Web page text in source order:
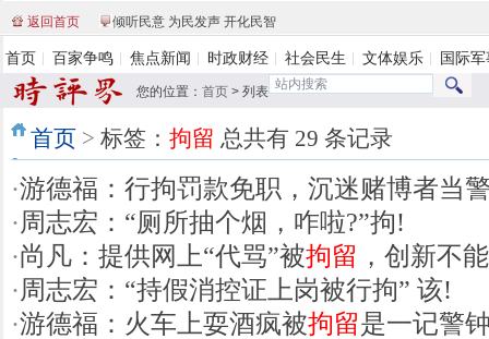
返回首页 倾听民意 为民发声 开化民智
首页 百家争鸣 焦点新闻 时政财经 社会民生 文体娱乐 国际
您的位置： 首页 > 列表
首页 > 标签： 拘留 总共有 29 条记录
·游德福：行拘罚款免职，沉迷赌博者当
·周志宏：“厕所抽个烟，咋啦?”拘!
·尚凡：提供网上“代骂”被拘留 ，创新不
·周志宏：“持假消控证上岗被行拘” 该!
·游德福：火车上耍酒疯被拘留是一记警